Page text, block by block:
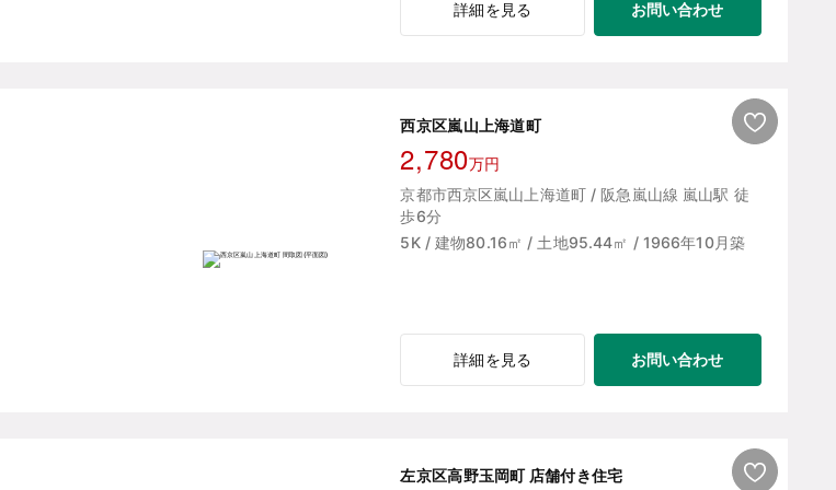
詳細を見る お問い合わせ
西京区嵐山上海道町
2,780万円
京都市西京区嵐山上海道町 / 阪急嵐山線 嵐山駅 徒
歩6分
5K / 建物80.16㎡ / 土地95.44㎡ / 1966年10月築
詳細を見る お問い合わせ
左京区高野玉岡町 店舗付き住宅